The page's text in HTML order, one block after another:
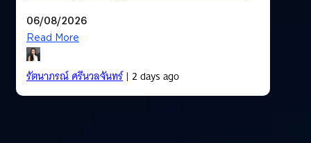
06/08/2026
Read More
รัตนาภรณ์ ศรีนวลจันทร์| 2 days ago